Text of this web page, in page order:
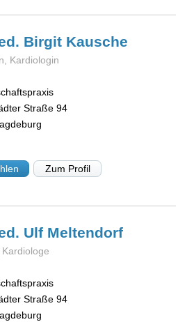
Birgit Kausche
Kardiologin
Straße 94
Zum Profil
Ulf Meltendorf
Straße 94